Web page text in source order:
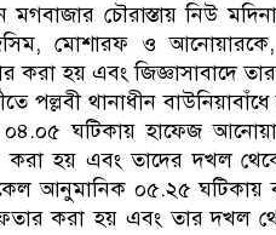
মগবাজার চৌরাস্তায় নিউ
মোশারফ ও
করা হয় এবং জিজ্ঞাসাবাদে
পল্লবী থানাধীন
ঘটিকায় হাফেজ
করা হয় এবং তাদের দখল
আনুমানিক ০৫.২৫ ঘটিকায়
করা হয় এবং তার দখল